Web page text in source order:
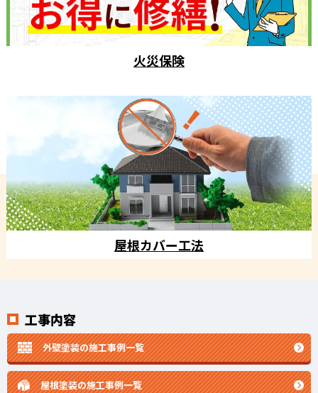
火災保険
屋根カバー工法
工事内容
外壁塗装の施工事例一覧
屋根塗装の施工事例一覧